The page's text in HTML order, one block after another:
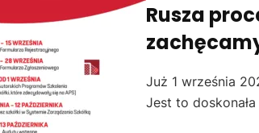
Rusza
Już 1 września
Jest to